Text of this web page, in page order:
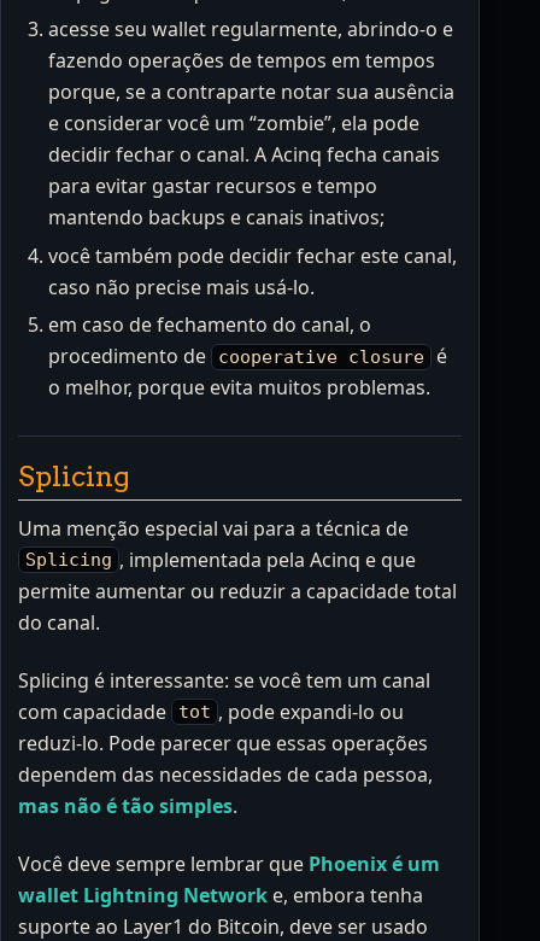
acesse seu wallet regularmente, abrindo-o e
fazendo operações de tempos em tempos
porque, se a contraparte notar sua ausência
e considerar você um “zombie”, ela pode
decidir fechar o canal. A Acinq fecha canais
para evitar gastar recursos e tempo
mantendo backups e canais inativos;
você também pode decidir fechar este canal,
caso não precise mais usá-lo.
em caso de fechamento do canal, o
procedimento de
cooperative closure
é
o melhor, porque evita muitos problemas.
Splicing
Uma menção especial vai para a técnica de
Splicing , implementada pela Acinq e que
permite aumentar ou reduzir a capacidade total
do canal.
Splicing é interessante: se você tem um canal
com capacidade
tot , pode expandi-lo ou
reduzi-lo. Pode parecer que essas operações
dependem das necessidades de cada pessoa,
mas não é tão simples.
Você deve sempre lembrar que Phoenix é um
wallet Lightning Network e, embora tenha
suporte ao Layer1 do Bitcoin, deve ser usado